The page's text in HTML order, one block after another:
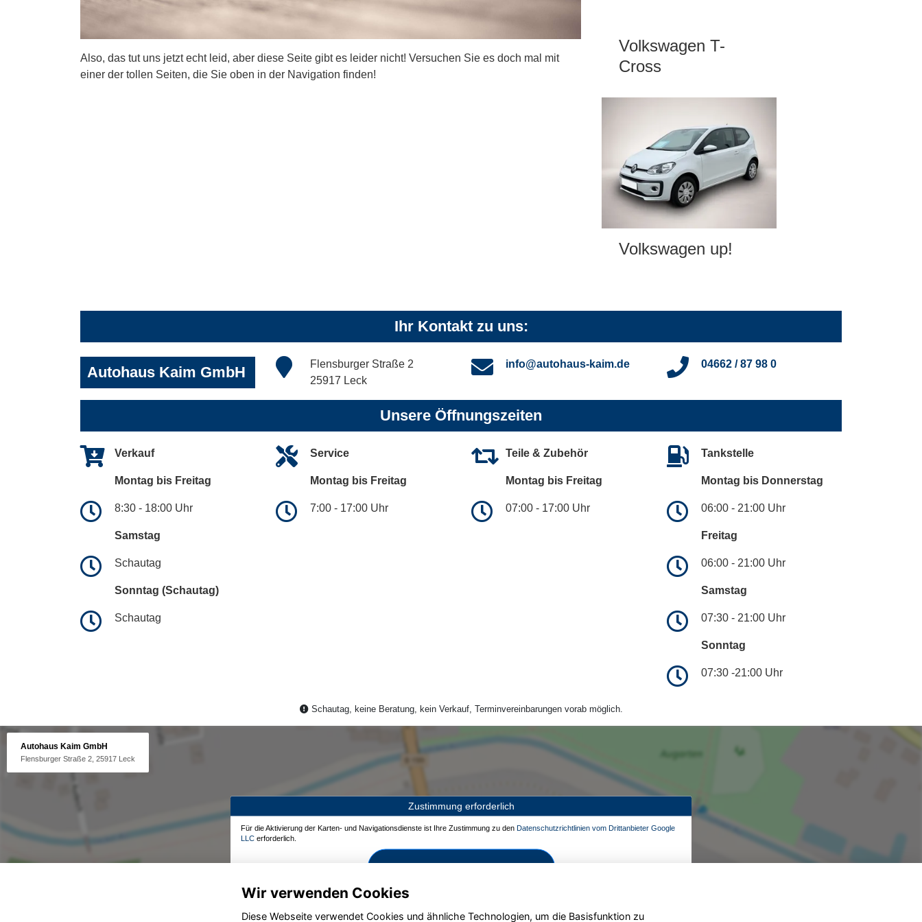
Also, das tut uns jetzt echt leid, aber diese Seite gibt es leider nicht! Versuchen Sie es doch mal mit
einer der tollen Seiten, die Sie oben in der Navigation finden!
Volkswagen T-
Cross
Volkswagen up!
Ihr Kontakt zu uns:
Autohaus Kaim GmbH
Flensburger Straße 2
25917 Leck
info@autohaus-kaim.de 04662 / 87 98 0
Unsere Öffnungszeiten
Verkauf
Montag bis Freitag
8:30 - 18:00 Uhr
Samstag
Schautag
Sonntag (Schautag)
Schautag
Service
Montag bis Freitag
7:00 - 17:00 Uhr
Teile & Zubehör
Montag bis Freitag
07:00 - 17:00 Uhr
Tankstelle
Montag bis Donnerstag
06:00 - 21:00 Uhr
Freitag
06:00 - 21:00 Uhr
Samstag
07:30 - 21:00 Uhr
Sonntag
07:30 -21:00 Uhr
Schautag, keine Beratung, kein Verkauf, Terminvereinbarungen vorab möglich.
Autohaus Kaim GmbH
Flensburger Straße 2, 25917 Leck
Zustimmung erforderlich
Für die Aktivierung der Karten- und Navigationsdienste ist Ihre Zustimmung zu den Datenschutzrichtlinien vom Drittanbieter Google
LLC erforderlich.
Zustimmen und aktivieren
Wir verwenden Cookies
Diese Webseite verwendet Cookies und ähnliche Technologien, um die Basisfunktion zu